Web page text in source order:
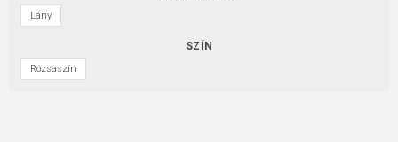
Lány
SZÍN
Rózsaszín